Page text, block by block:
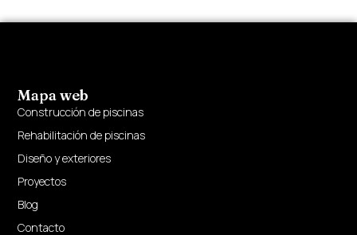
Mapa web
Construcción de piscinas
Rehabilitación de piscinas
Diseño y exteriores
Proyectos
Blog
Contacto